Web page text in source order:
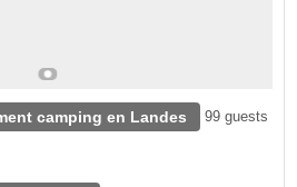
camping en Landes 99 guests